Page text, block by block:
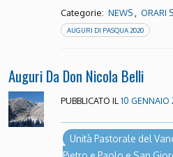
Categorie: NEWS ORARI
AUGURI DI PASQUA 2020
Auguri Da Don Nicola Belli
PUBBLICATO IL 10 GENNAIO
Unità Pastorale del